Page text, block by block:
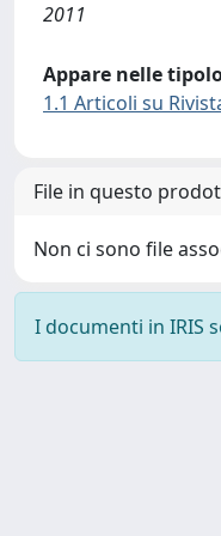
2011
Appare nelle
1.1 Articoli su
File in questo
Non ci sono file
I documenti in IRIS